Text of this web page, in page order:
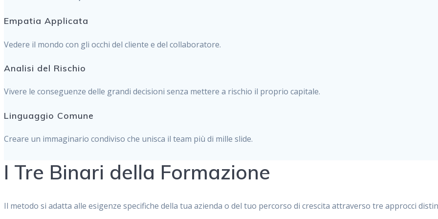
Empatia Applicata
Vedere il mondo con gli occhi del cliente e del collaboratore.
Analisi del Rischio
Vivere le conseguenze delle grandi decisioni senza mettere a rischio il proprio capitale.
Linguaggio Comune
Creare un immaginario condiviso che unisca il team più di mille slide.
I Tre Binari della Formazione
Il metodo si adatta alle esigenze specifiche della tua azienda o del tuo percorso di crescita attraverso tre approcci